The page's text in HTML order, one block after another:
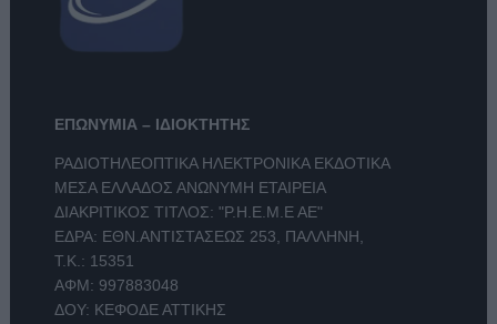
ΕΠΩΝΥΜΙΑ – ΙΔΙΟΚΤΗΤΗΣ
ΡΑΔΙΟΤΗΛΕΟΠΤΙΚΑ ΗΛΕΚΤΡΟΝΙΚΑ ΕΚΔΟΤΙΚΑ
ΜΕΣΑ ΕΛΛΑΔΟΣ ΑΝΩΝΥΜΗ ΕΤΑΙΡΕΙΑ
ΔΙΑΚΡΙΤΙΚΟΣ ΤΙΤΛΟΣ: "Ρ.Η.Ε.Μ.Ε ΑΕ"
ΕΔΡΑ: ΕΘΝ.ΑΝΤΙΣΤΑΣΕΩΣ 253, ΠΑΛΛΗΝΗ,
Τ.Κ.: 15351
ΑΦΜ: 997883048
ΔΟΥ: ΚΕΦΟΔΕ ΑΤΤΙΚΗΣ